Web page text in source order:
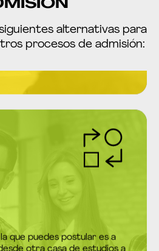
alternativas para
procesos de admisión:
práctica y una entrevista
de manera anticipada con
el proceso dura una hora
que puedes postular es a
otra casa de estudios a
acceder a esta opción,